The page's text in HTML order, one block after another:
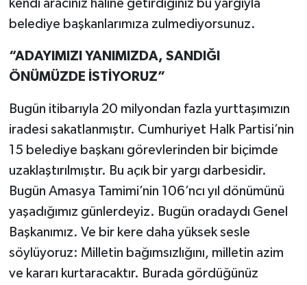
kendi aracınız haline getirdiğiniz bu yargıyla
belediye başkanlarımıza zulmediyorsunuz.
“ADAYIMIZI YANIMIZDA, SANDIĞI
ÖNÜMÜZDE İSTİYORUZ”
Bugün itibarıyla 20 milyondan fazla yurttaşımızın
iradesi sakatlanmıştır. Cumhuriyet Halk Partisi’nin
15 belediye başkanı görevlerinden bir biçimde
uzaklaştırılmıştır. Bu açık bir yargı darbesidir.
Bugün Amasya Tamimi’nin 106’ncı yıl dönümünü
yaşadığımız günlerdeyiz. Bugün oradaydı Genel
Başkanımız. Ve bir kere daha yüksek sesle
söylüyoruz: Milletin bağımsızlığını, milletin azim
ve kararı kurtaracaktır. Burada gördüğünüz